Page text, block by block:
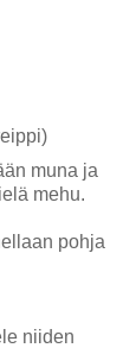
muna ja
mehu.
pohja
niiden